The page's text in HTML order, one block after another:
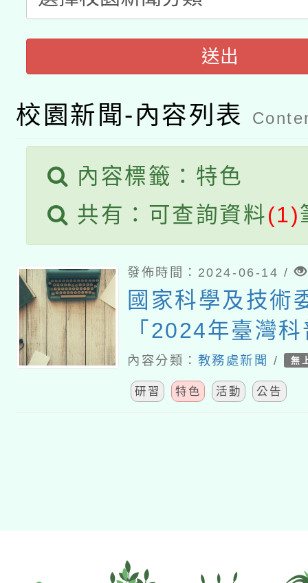
國立臺灣師範大學辦理
年度健康促進學校輔導
函轉國家教育研究院中
原住民族教育政策研討
轉知教育部國民及學前
師專業成長研習實施計
方素養工作坊新北場」
函轉國立臺灣師範大學
族語言臺北學習中心
「族語學習班」招生簡
轉知有關國立成功大學
件」活動簡章
教育部國民及學前教育
年度COVID-19疫苗接
接種對象擴大為「滿6
接種之民眾」措施，延
月28日止
本市兒童口腔健康促進
宣導素材2份，請協助
管道加強宣導
送出
校園新聞-內容列表
內容標籤：特色
共有：可查詢資料(1)
發佈時間：2024-06-14 /
國家科學及技術
「2024年臺灣
車」訂 於113年
10月26日舉辦
內容分類： 教務處新聞 / 無
研習 特色 活動 公告